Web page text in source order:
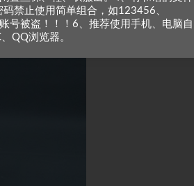
禁止使用简单组合，如123456、
号被盗！！！6、推荐使用手机、电脑自
QQ浏览器。